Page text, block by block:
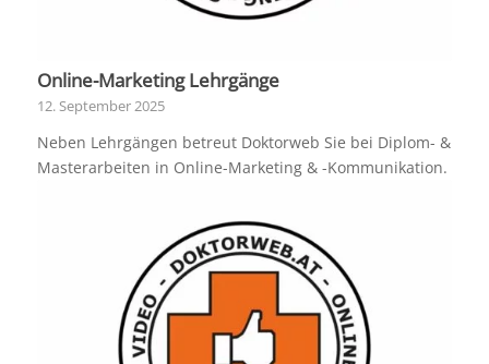
Online-Marketing Lehrgänge
12. September 2025
Neben Lehrgängen betreut Doktorweb Sie bei Diplom- &
Masterarbeiten in Online-Marketing & -Kommunikation.